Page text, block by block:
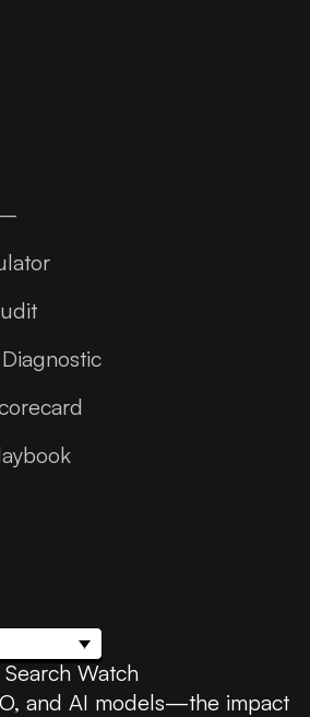
Watch
and AI models—the impact